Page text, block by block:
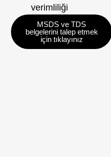
verimliliği
MSDS ve TDS
belgelerini talep etmek
için tıklayınız